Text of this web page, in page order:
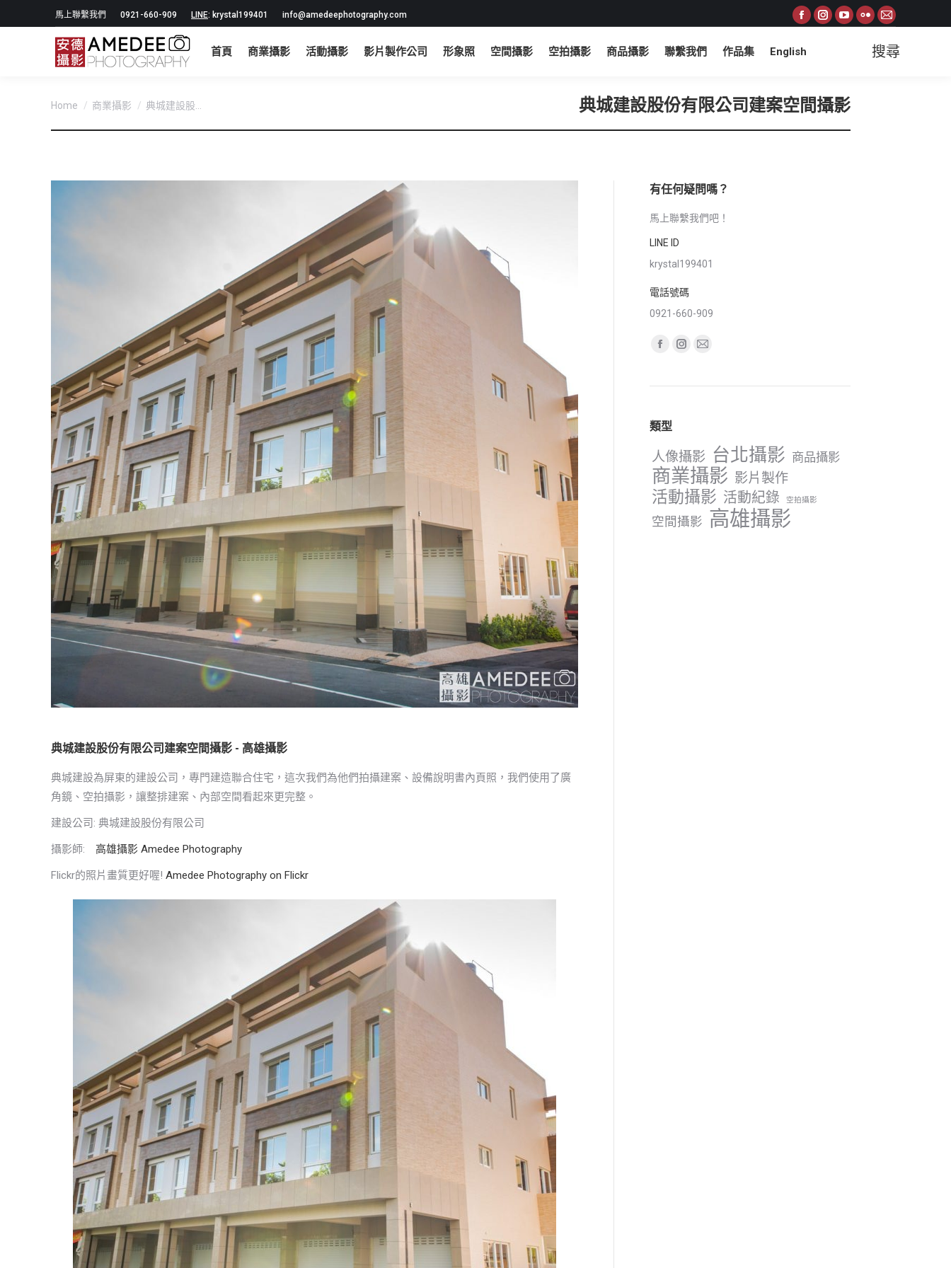
馬上聯繫我們 0921-660-909 LINE: krystal199401 info@amedeephotography.com
Facebook
opens
new
window
Instagram
new
window
YouTube
new
window
Flickr
page
opens
Mail
opens
首頁 商業攝影 活動攝影 影片製作公司 形象照 空間攝影 空拍攝影 商品攝影 聯繫我們 作品集 English Search:
搜尋
You are here:
Home 商業攝影 典城建設股... 典城建設股份有限公司建案空間攝影
典城建設股份有限公司建案空間攝影 - 高雄攝影
典城建設為屏東的建設公司，專門建造聯合住宅，這次我們為他們拍攝建案、設備說明書內頁照，我們使用了廣
角鏡、空拍攝影，讓整排建案、內部空間看起來更完整。
建設公司: 典城建設股份有限公司
攝影師: 高雄攝影 Amedee Photography
Flickr的照片畫質更好喔! Amedee Photography on Flickr
有任何疑問嗎？
馬上聯繫我們吧！
LINE ID
krystal199401
電話號碼
0921-660-909
Find us on:
Facebook
opens
new
Instagram
opens
Mail
opens
window
類型
人像攝影 台北攝影 商品攝影
商業攝影 影片製作
活動攝影 活動紀錄 空拍攝影
空間攝影 高雄攝影